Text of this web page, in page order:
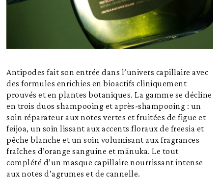
Antipodes fait son entrée dans l’univers capillaire avec
des formules enrichies en bioactifs cliniquement
prouvés et en plantes botaniques. La gamme se décline
en trois duos shampooing et après-shampooing : un
soin réparateur aux notes vertes et fruitées de figue et
feijoa, un soin lissant aux accents floraux de freesia et
pêche blanche et un soin volumisant aux fragrances
fraîches d’orange sanguine et mānuka. Le tout
complété d’un masque capillaire nourrissant intense
aux notes d’agrumes et de cannelle.